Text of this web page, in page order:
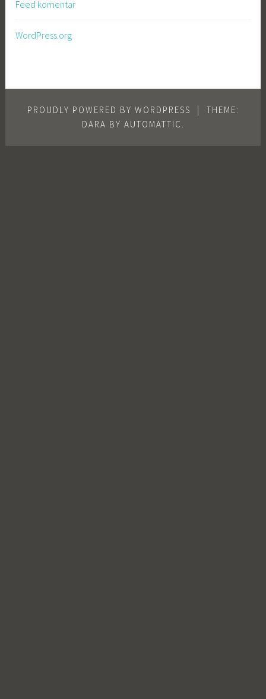
Feed komentar
WordPress.org
PROUDLY POWERED BY WORDPRESS |
THEME:
DARA BY AUTOMATTIC